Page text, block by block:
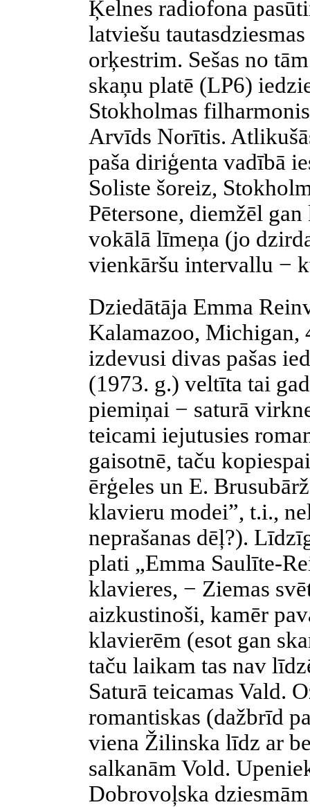
Ķelnes radiofona
latviešu
orķestrim. Sešas no
skaņu platē (LP6)
Stokholmas
Arvīds Norītis.
paša diriģenta vadībā
Soliste šoreiz,
Pētersone, diemžēl
vokālā līmeņa (jo
vienkāršu intervallu −
Dziedātāja Emma
Kalamazoo, Michigan,
izdevusi divas pašas
(1973. g.) veltīta tai
piemiņai − saturā
teicami iejutusies
gaisotnē, taču
ērģeles un E.
klavieru modei”, t.i.,
neprašanas dēļ?).
plati „Emma Saulīte-
klavieres, − Ziemas
aizkustinoši, kamēr
klavierēm (esot gan
taču laikam tas nav
Saturā teicamas Vald.
romantiskas (dažbrīd
viena Žilinska līdz ar
salkanām Vold.
Dobrovoļska